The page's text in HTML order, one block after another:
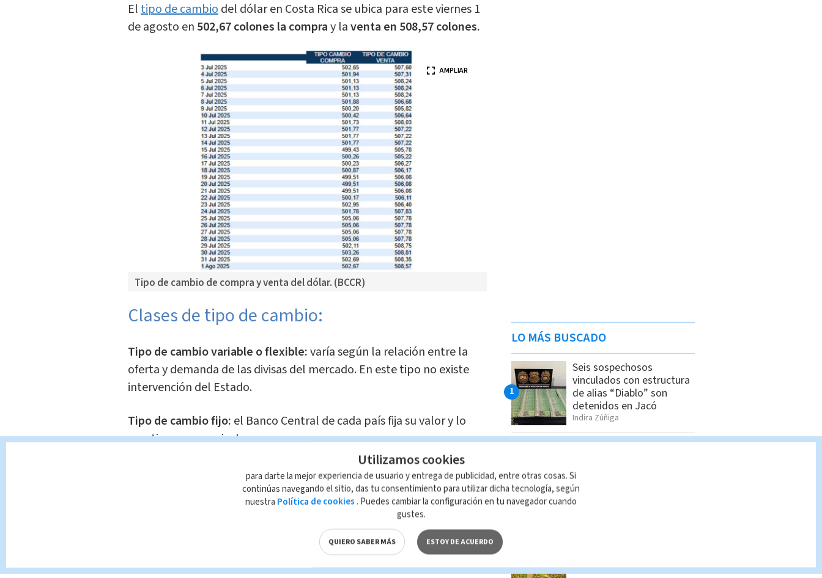
Eltipo de cambiodel dólar en Costa Rica se ubica para este viernes 1
de agosto en 502,67 colones la compray laventa en 508,57 colones.
Tipo de cambio de compra y venta del dólar. (BCCR)
AMPLIAR
Clases de tipo de cambio:
Tipo de cambio variable o flexible:varía según la relación entre la
oferta y demanda de las divisas del mercado. En este tipo no existe
intervención del Estado.
Tipo de cambio fijo: el Banco Central de cada país fija su valor y lo
mantiene en ese nivel.
relación es medida en términos reales, entre
bienes y servicios de un país en comparación con los de otro. Esto
facilita la evaluación del impacto en la economía social.
relación directa que existe entre las
LO MÁS BUSCADO
Seis sospechosos
vinculados con estructura
de alias “Diablo” son
detenidos en Jacó
Indira Zúñiga
Chances martes 5 de
de premios
Indira Zúñiga
Indira Zúñiga
Utilizamos cookies
para darte la mejor experiencia de usuario y entrega de publicidad, entre otras cosas. Si
continúas navegando el sitio, das tu consentimiento para utilizar dicha tecnología, según
nuestra Política de cookies . Puedes cambiar la configuración en tu navegador cuando
gustes.
QUIERO SABER MÁS ESTOY DE ACUERDO